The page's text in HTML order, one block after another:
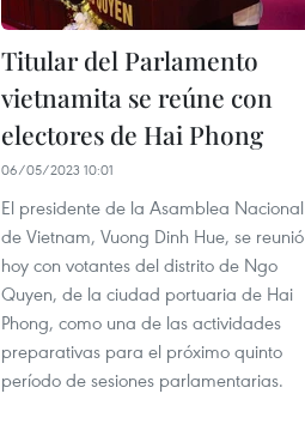
Titular del Parlamento
vietnamita se reúne con
electores de Hai Phong
06/05/2023 10:01
El presidente de la Asamblea Nacional
de Vietnam, Vuong Dinh Hue, se reunió
hoy con votantes del distrito de Ngo
Quyen, de la ciudad portuaria de Hai
Phong, como una de las actividades
preparativas para el próximo quinto
período de sesiones parlamentarias.